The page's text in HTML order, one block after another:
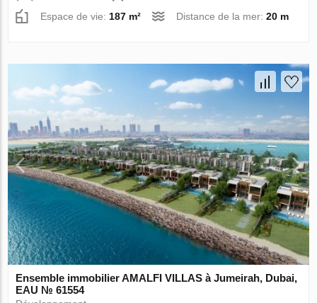
Espace de vie: 187 m² Distance de la mer:20 m
Ensemble immobilier AMALFI VILLAS à Jumeirah, Dubai,
EAU № 61554